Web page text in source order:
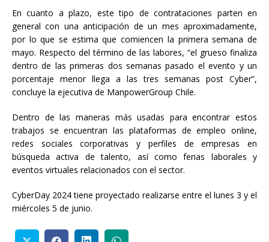
En cuanto a plazo, este tipo de contrataciones parten en
general con una anticipación de un mes aproximadamente,
por lo que se estima que comiencen la primera semana de
mayo. Respecto del término de las labores, “el grueso finaliza
dentro de las primeras dos semanas pasado el evento y un
porcentaje menor llega a las tres semanas post Cyber”,
concluye la ejecutiva de ManpowerGroup Chile.
Dentro de las maneras más usadas para encontrar estos
trabajos se encuentran las plataformas de empleo online,
redes sociales corporativas y perfiles de empresas en
búsqueda activa de talento, así como ferias laborales y
eventos virtuales relacionados con el sector.
CyberDay 2024 tiene proyectado realizarse entre el lunes 3 y el
miércoles 5 de junio.